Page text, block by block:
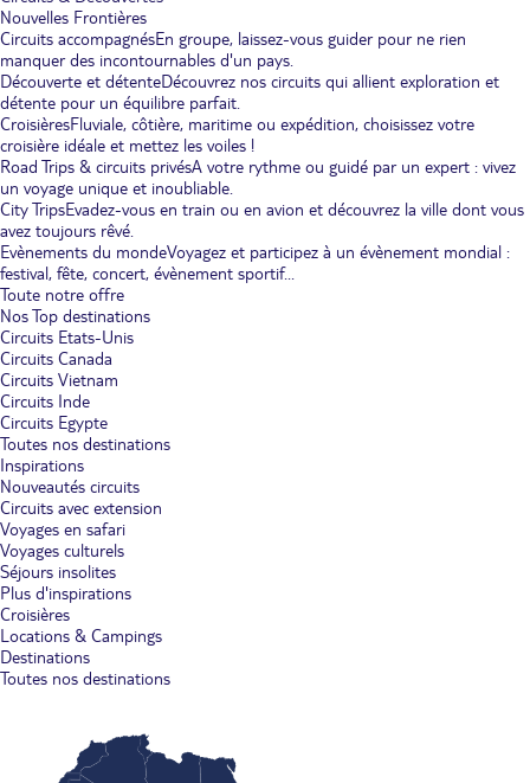
Nouvelles Frontières
Circuits accompagnésEn groupe, laissez-vous guider pour ne rien
manquer des incontournables d'un pays.
Découverte et détenteDécouvrez nos circuits qui allient exploration et
détente pour un équilibre parfait.
CroisièresFluviale, côtière, maritime ou expédition, choisissez votre
croisière idéale et mettez les voiles !
Road Trips & circuits privésA votre rythme ou guidé par un expert : vivez
un voyage unique et inoubliable.
City TripsEvadez-vous en train ou en avion et découvrez la ville dont vous
avez toujours rêvé.
Evènements du mondeVoyagez et participez à un évènement mondial :
festival, fête, concert, évènement sportif...
Toute notre offre
Nos Top destinations
Circuits Etats-Unis
Circuits Canada
Circuits Vietnam
Circuits Inde
Circuits Egypte
Toutes nos destinations
Inspirations
Nouveautés circuits
Circuits avec extension
Voyages en safari
Voyages culturels
Séjours insolites
Plus d'inspirations
Croisières
Locations & Campings
Destinations
Toutes nos destinations